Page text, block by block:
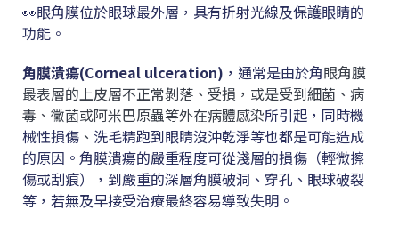
👀眼角膜位於眼球最外層，具有折射光線及保護眼睛的
功能。
角膜潰瘍(Corneal ulceration) ，通常是由於角眼角膜
最表層的上皮層不正常剝落、受損 ， 或是受到細菌、病
毒、黴菌或阿米巴原蟲等外在病體感染所引起，同時機
械性損傷 、 洗毛精跑到眼睛沒沖乾淨等也都是可能造成
的原因。角膜潰瘍的嚴重程度可從淺層的損傷（輕微擦
傷或刮痕），到嚴重的深層角膜破洞、穿孔、眼球破裂
等，若無及早接受治療最終容易導致失明。